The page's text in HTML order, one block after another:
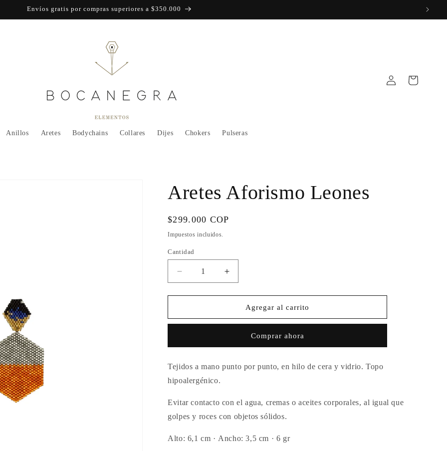
Envíos gratis por compras superiores a $350.000
Anillos Aretes Bodychains Collares Dijes Chokers Pulseras
sesión
Carrito
Aretes Aforismo Leones
Precio
habitual
$299.000 COP
Impuestos incluidos.
Cantidad
Cantidad
Reducir
cantidad
para
Aforismo
Aumentar
cantidad
para
Aretes
Aforismo
Agregar al carrito
Comprar ahora
Tejidos a mano punto por punto, en hilo de cera y vidrio. Topo
hipoalergénico.
Evitar contacto con el agua, cremas o aceites corporales, al igual que
golpes y roces con objetos sólidos.
Alto: 6,1 cm · Ancho: 3,5 cm · 6 gr